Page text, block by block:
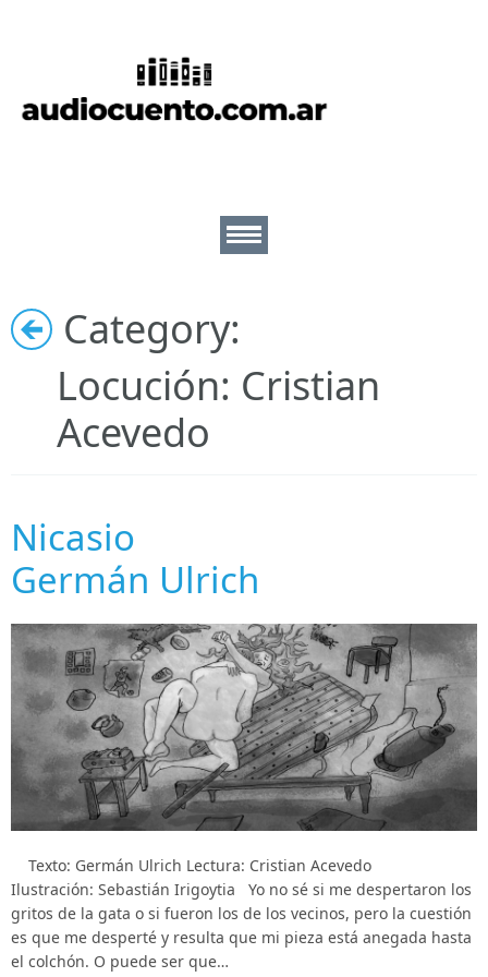
Ilustradores
Nosotros
Category:
Locución: Cristian
Acevedo
Nicasio
Germán Ulrich
Texto: Germán Ulrich Lectura: Cristian Acevedo
Ilustración: Sebastián Irigoytia Yo no sé si me despertaron los
gritos de la gata o si fueron los de los vecinos, pero la cuestión
es que me desperté y resulta que mi pieza está anegada hasta
el colchón. O puede ser que…